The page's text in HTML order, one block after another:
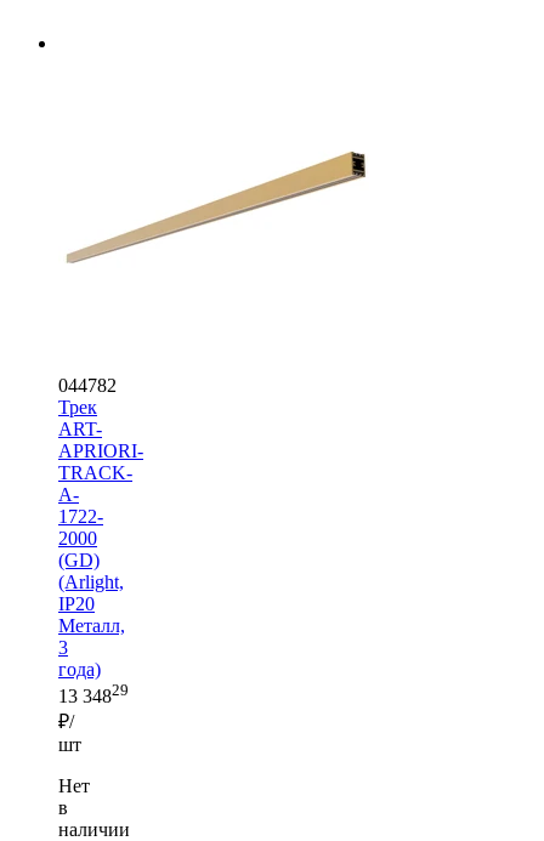
044782
Трек
ART-
APRIORI-
TRACK-
A-
1722-
2000
(GD)
(Arlight,
IP20
Металл,
3
года)
13 34829
₽/
шт
Нет
в
наличии